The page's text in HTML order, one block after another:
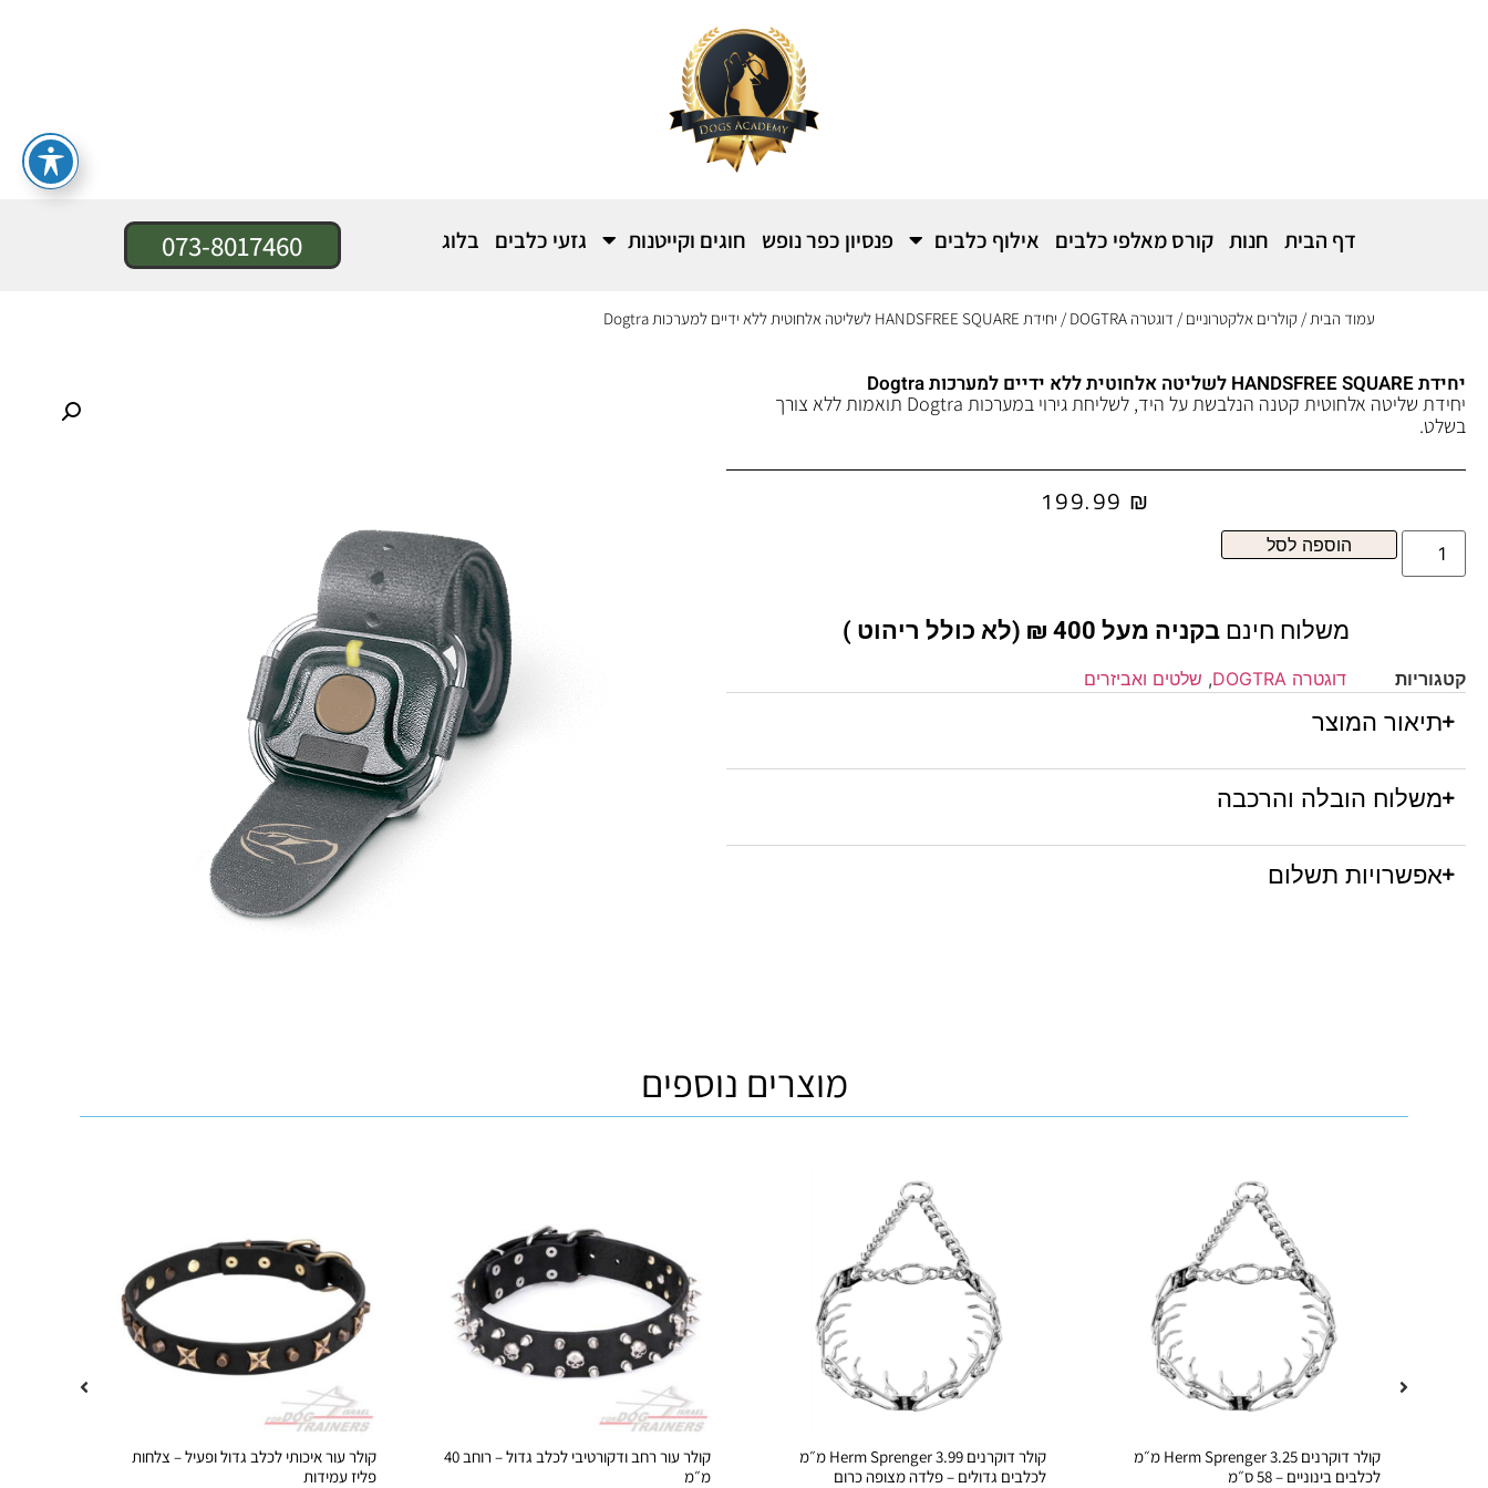
דף הבית חנות קורס מאלפי כלבים אילוף כלבים פנסיון כפר נופש חוגים וקייטנות גזעי כלבים בלוג 073-8017460
עמוד הבית / קולרים אלקטרוניים / דוגטרה DOGTRA / יחידת HANDSFREE SQUARE לשליטה אלחוטית ללא ידיים למערכות Dogtra
יחידת HANDSFREE SQUARE לשליטה אלחוטית ללא ידיים למערכות Dogtra
יחידת שליטה אלחוטית קטנה הנלבשת על היד, לשליחת גירוי במערכות Dogtra תואמות ללא צורך
בשלט.
199.99 ₪
הוספה לסל
משלוח חינם בקניה מעל 400 ₪ (לא כולל ריהוט )
קטגוריות דוגטרה DOGTRA , שלטים ואביזרים
תיאור המוצר
משלוח הובלה והרכבה
אפשרויות תשלום
מוצרים נוספים
קולר דוקרנים Herm Sprenger 3.25 מ״מ
לכלבים בינוניים – 58 ס״מ
קולר דוקרנים Herm Sprenger 3.99 מ״מ
לכלבים גדולים – פלדה מצופה כרום
קולר עור רחב ודקורטיבי לכלב גדול – רוחב 40
מ״מ
קולר עור איכותי לכלב גדול ופעיל – צלחות
פליז עמידות